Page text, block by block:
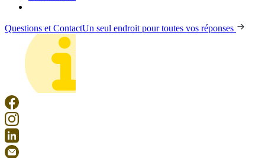
Questions et ContactUn seul endroit pour toutes vos réponses